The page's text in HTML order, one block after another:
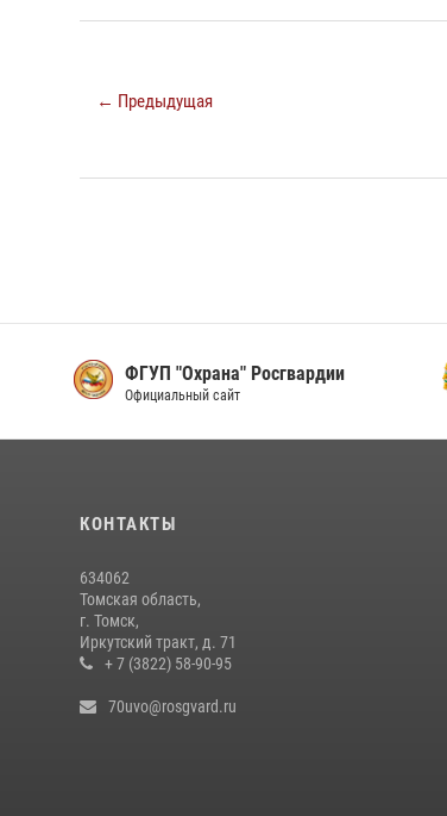
← Предыдущая
ФГУП "Охрана" Росгвардии
Официальный сайт
КОНТАКТЫ
634062
Томская область,
г. Томск,
Иркутский тракт, д. 71
+ 7 (3822) 58-90-95
70uvo@rosgvard.ru